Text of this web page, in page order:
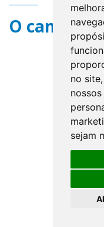
no site,
sejam
O campo